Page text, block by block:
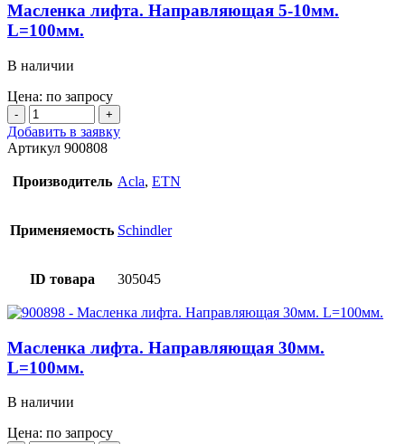
Масленка лифта. Направляющая 5-10мм.
L=100мм.
В наличии
Цена: по запросу
Количество
товара
Масленка
лифта.
Направляющая
L=100мм.
Добавить в заявку
Артикул 900808
Производитель Acla, ETN
Применяемость Schindler
ID товара 305045
Масленка лифта. Направляющая 30мм.
L=100мм.
В наличии
Цена: по запросу